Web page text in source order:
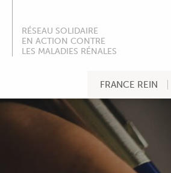
RÉSEAU SOLIDAIRE
EN ACTION CONTRE
LES MALADIES RÉNALES
FRANCE REIN